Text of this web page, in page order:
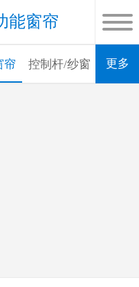
能窗帘
帘 控制杆/纱窗 更多